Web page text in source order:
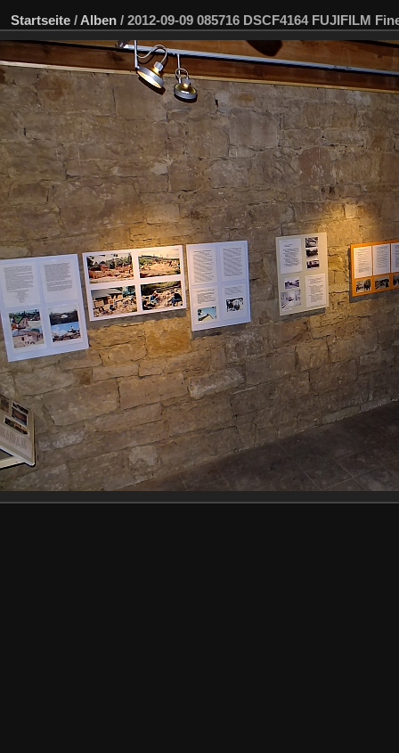
Startseite / Alben / 2012-09-09 085716 DSCF4164 FUJIFILM